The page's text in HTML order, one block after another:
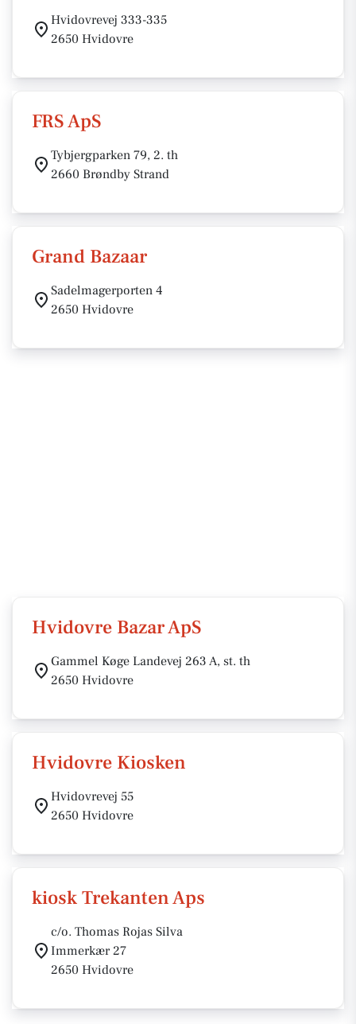
Hvidovrevej 333-335
2650 Hvidovre
FRS ApS
Tybjergparken 79, 2. th
2660 Brøndby Strand
Grand Bazaar
Sadelmagerporten 4
2650 Hvidovre
Hvidovre Bazar ApS
Gammel Køge Landevej 263 A, st. th
2650 Hvidovre
Hvidovre Kiosken
Hvidovrevej 55
2650 Hvidovre
kiosk Trekanten Aps
c/o. Thomas Rojas Silva
Immerkær 27
2650 Hvidovre